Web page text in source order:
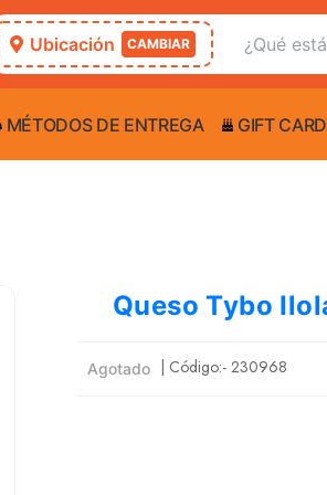
Ubicación CAMBIAR
MÉTODOS DE ENTREGA GIFT
Queso Tybo
Agotado | Código:-230968